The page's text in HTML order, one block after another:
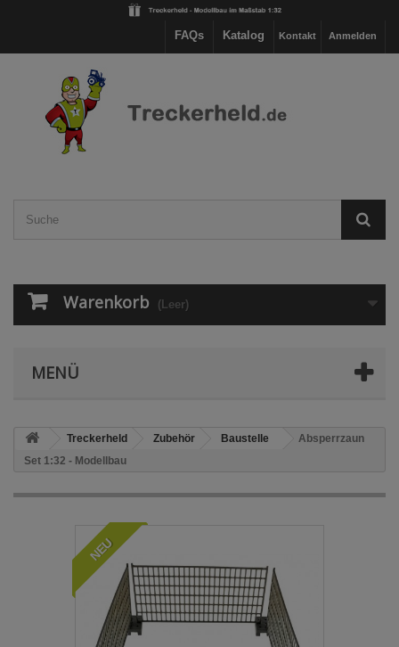
Anmelden
Kontakt
Katalog
FAQs
Warenkorb (Leer)
MENÜ
Treckerheld Zubehör Baustelle
Absperrzaun
Set 1:32 - Modellbau
NEU